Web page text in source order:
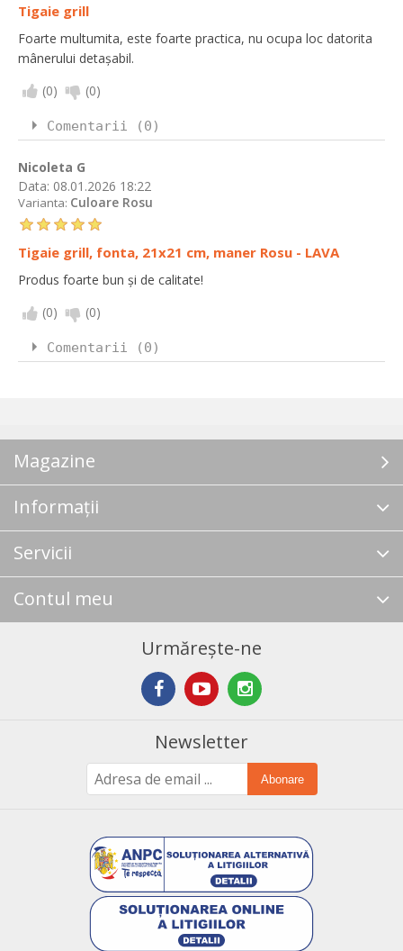
Tigaie grill
Foarte multumita, este foarte practica, nu ocupa loc datorita
mânerului detașabil.
(0) (0)
Comentarii (0)
Nicoleta G
Data: 08.01.2026 18:22
Varianta: Culoare Rosu
Tigaie grill, fonta, 21x21 cm, maner Rosu - LAVA
Produs foarte bun și de calitate!
(0) (0)
Comentarii (0)
Magazine
Informații
Servicii
Contul meu
Urmărește-ne
Newsletter
Abonare